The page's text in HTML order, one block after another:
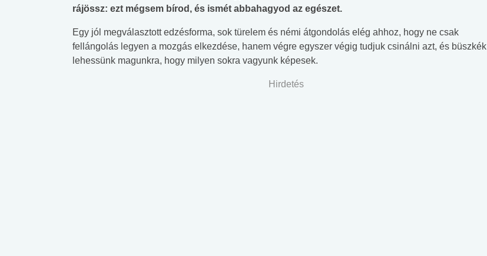
rájössz: ezt mégsem bírod, és ismét abbahagyod az egészet.
Egy jól megválasztott edzésforma, sok türelem és némi átgondolás elég ahhoz, hogy ne csak
fellángolás legyen a mozgás elkezdése, hanem végre egyszer végig tudjuk csinálni azt, és büszkék
lehessünk magunkra, hogy milyen sokra vagyunk képesek.
Hirdetés